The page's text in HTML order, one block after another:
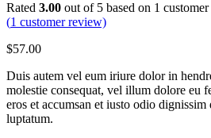
Rated 3.00 out of 5 based on 1
(1 customer review)
$57.00
Duis autem vel eum iriure dolor in
molestie consequat, vel illum dolore eu
eros et accumsan et iusto odio
luptatum.